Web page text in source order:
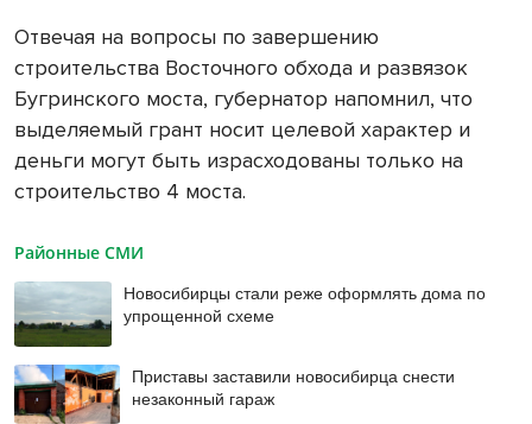
Отвечая на вопросы по завершению
строительства Восточного обхода и развязок
Бугринского моста, губернатор напомнил, что
выделяемый грант носит целевой характер и
деньги могут быть израсходованы только на
строительство 4 моста.
Районные СМИ
Новосибирцы стали реже оформлять дома по
упрощенной схеме
Приставы заставили новосибирца снести
незаконный гараж